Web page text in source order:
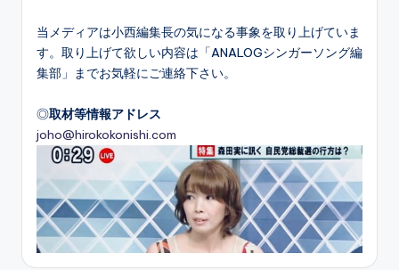
当メディアは小西編集長の気になる事象を取り上げていま
す。取り上げて欲しい内容は「ANALOGシンガーソング編
集部」までお気軽にご連絡下さい。
◎取材等情報アドレス
joho@hirokokonishi.com